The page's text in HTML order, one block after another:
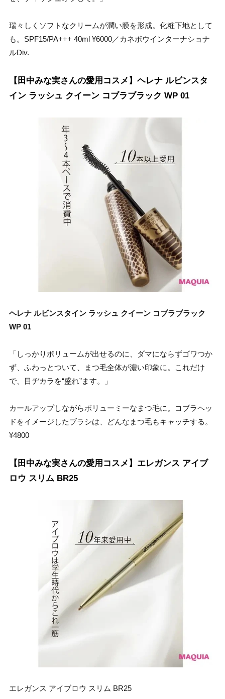
瑞々しくソフトなクリームが潤い膜を形成。化粧下地として
も。SPF15/PA+++ 40ml ¥6000／カネボウインターナショナ
ルDiv.
【田中みな実さんの愛用コスメ】ヘレナ ルビンスタ
イン ラッシュ クイーン コブラブラック WP 01
ヘレナ ルビンスタイン ラッシュ クイーン コブラブラック
WP 01
「しっかりボリュームが出せるのに、ダマにならずゴワつか
ず、ふわっとついて、まつ毛全体が濃い印象に。これだけ
で、目ヂカラを“盛れ”ます。」
カールアップしながらボリューミーなまつ毛に。コブラヘッ
ドをイメージしたブラシは、どんなまつ毛もキャッチする。
¥4800
【田中みな実さんの愛用コスメ】エレガンス アイブ
ロウ スリム BR25
エレガンス アイブロウ スリム BR25